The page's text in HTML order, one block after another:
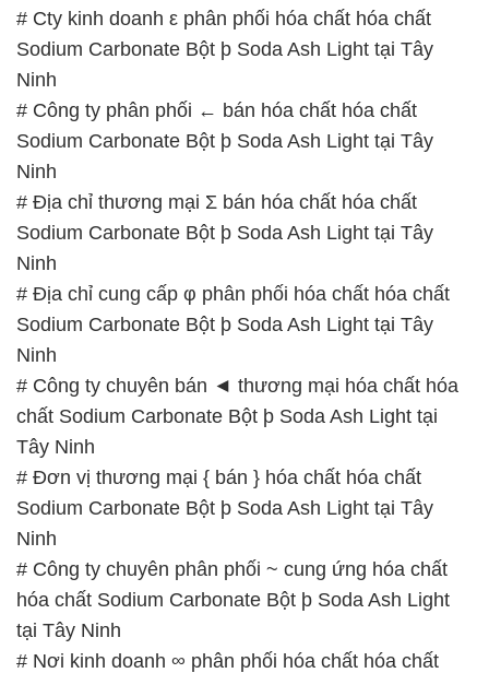
# Cty kinh doanh ε phân phối hóa chất hóa chất
Sodium Carbonate Bột þ Soda Ash Light tại Tây
Ninh
# Công ty phân phối ← bán hóa chất hóa chất
Sodium Carbonate Bột þ Soda Ash Light tại Tây
Ninh
# Địa chỉ thương mại Σ bán hóa chất hóa chất
Sodium Carbonate Bột þ Soda Ash Light tại Tây
Ninh
# Địa chỉ cung cấp φ phân phối hóa chất hóa chất
Sodium Carbonate Bột þ Soda Ash Light tại Tây
Ninh
# Công ty chuyên bán ◄ thương mại hóa chất hóa
chất Sodium Carbonate Bột þ Soda Ash Light tại
Tây Ninh
# Đơn vị thương mại { bán } hóa chất hóa chất
Sodium Carbonate Bột þ Soda Ash Light tại Tây
Ninh
# Công ty chuyên phân phối ~ cung ứng hóa chất
hóa chất Sodium Carbonate Bột þ Soda Ash Light
tại Tây Ninh
# Nơi kinh doanh ∞ phân phối hóa chất hóa chất